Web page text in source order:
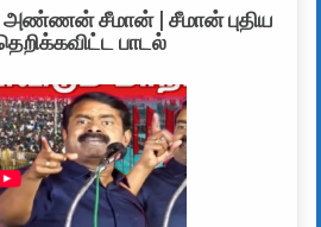
அண்ணன் சீமான் | சீமான் புதிய
பாடல்